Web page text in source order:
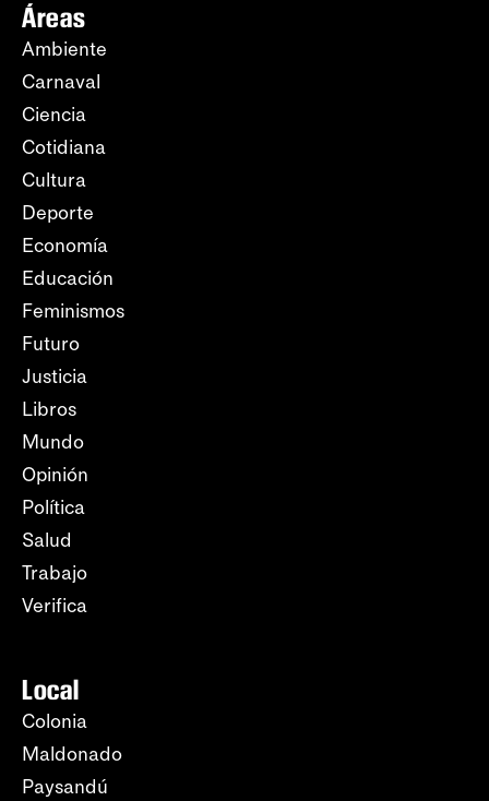
Áreas
Ambiente
Carnaval
Ciencia
Cotidiana
Cultura
Deporte
Economía
Educación
Feminismos
Futuro
Justicia
Libros
Mundo
Opinión
Política
Salud
Trabajo
Verifica
Local
Colonia
Maldonado
Paysandú